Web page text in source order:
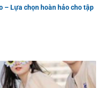
– Lựa chọn hoàn hảo cho tập